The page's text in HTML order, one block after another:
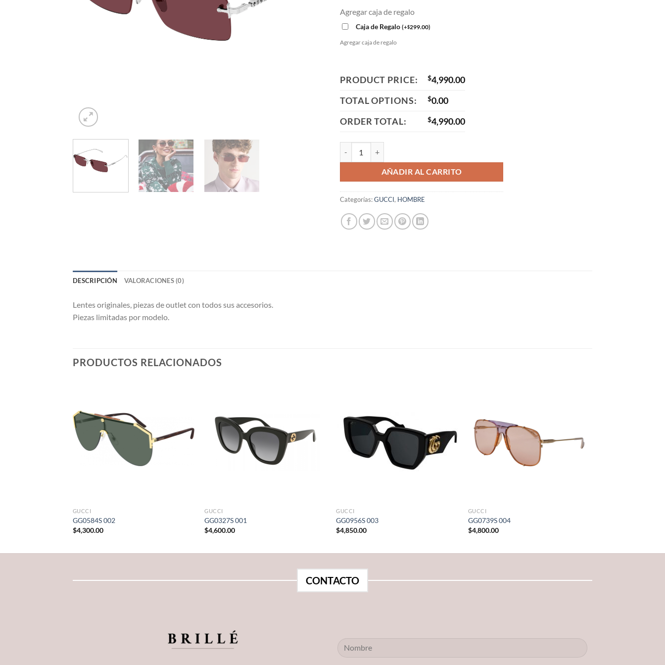
Agregar caja de regalo
Caja de Regalo (+$299.00)
Agregar caja de regalo
PRODUCT PRICE: $4,990.00
TOTAL OPTIONS:
$0.00
ORDER TOTAL:
$4,990.00
AÑADIR AL CARRITO
Categorías:GUCCI, HOMBRE
DESCRIPCIÓN VALORACIONES (0)
Lentes originales, piezas de outlet con todos sus accesorios.
Piezas limitadas por modelo.
PRODUCTOS RELACIONADOS
GUCCI
GG0584S 002
$4,300.00
GUCCI
GG0327S 001
$4,600.00
GUCCI
GG0956S 003
$4,850.00
GUCCI
GG0739S 004
$4,800.00
CONTACTO